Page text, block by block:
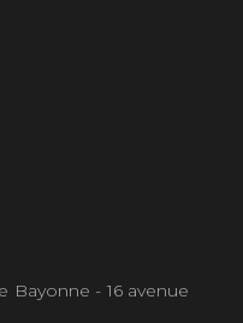
Bayonne - 16 avenue